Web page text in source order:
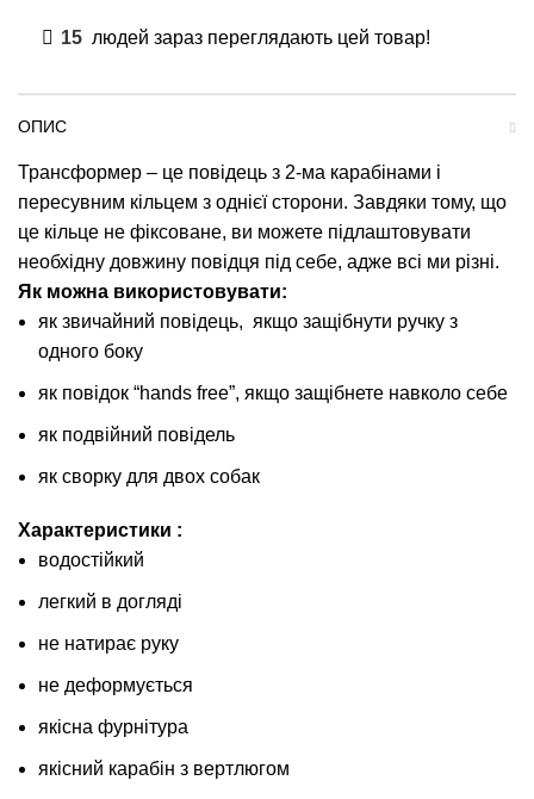
15 людей зараз переглядають цей товар!
ОПИС
Трансформер – це повідець з 2-ма карабінами і
пересувним кільцем з однієї сторони. Завдяки тому, що
це кільце не фіксоване, ви можете підлаштовувати
необхідну довжину повідця під себе, адже всі ми різні.
Як можна використовувати:
як звичайний повідець, якщо защібнути ручку з
одного боку
як повідок “hands free”, якщо защібнете навколо себе
як подвійний повідель
як сворку для двох собак
Характеристики :
водостійкий
легкий в догляді
не натирає руку
не деформується
якісна фурнітура
якісний карабін з вертлюгом